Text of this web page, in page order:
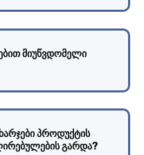
მიუწვდომელი
პროდუქტის
გარდა?